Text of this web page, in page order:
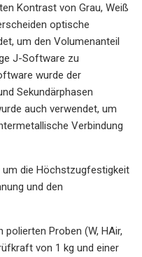
Kontrast von Grau, Weiß
optische
um den Volumenanteil
J-Software zu
wurde der
Sekundärphasen
auch verwendet, um
Verbindung
die Höchstzugfestigkeit
und den
Proben (W, HAir,
von 1 kg und einer